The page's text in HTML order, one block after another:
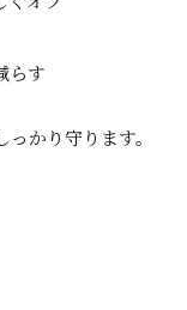
らす
かり守ります。